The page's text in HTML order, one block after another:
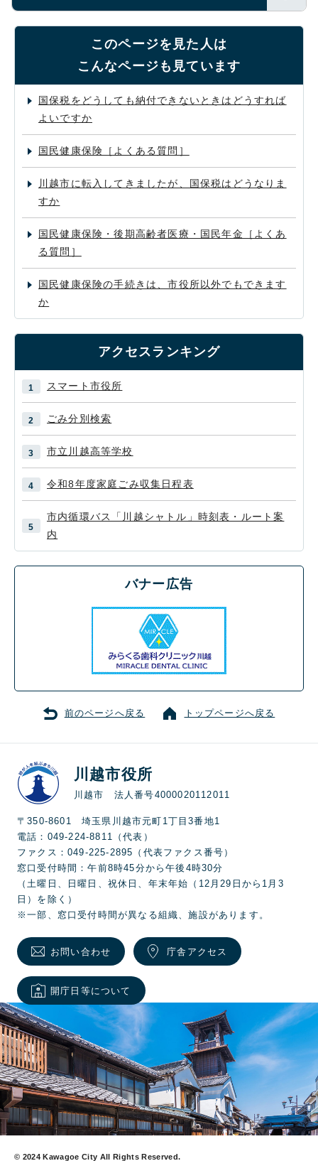
このページを見た人は
こんなページも見ています
国保税をどうしても納付できないときはどうすれば
よいですか
国民健康保険［よくある質問］
川越市に転入してきましたが、国保税はどうなりま
すか
国民健康保険・後期高齢者医療・国民年金［よくあ
る質問］
国民健康保険の手続きは、市役所以外でもできます
か
アクセスランキング
スマート市役所
ごみ分別検索
市立川越高等学校
令和8年度家庭ごみ収集日程表
市内循環バス「川越シャトル」時刻表・ルート案
内
バナー広告
前のページへ戻る トップページへ戻る
川越市役所
川越市 法人番号4000020112011
〒350-8601 埼玉県川越市元町1丁目3番地1
電話：049-224-8811（代表）
ファクス：049-225-2895（代表ファクス番号）
窓口受付時間：午前8時45分から午後4時30分
（土曜日、日曜日、祝休日、年末年始（12月29日から1月3
日）を除く）
※一部、窓口受付時間が異なる組織、施設があります。
お問い合わせ 庁舎アクセス
開庁日等について
© 2024 Kawagoe City All Rights Reserved.